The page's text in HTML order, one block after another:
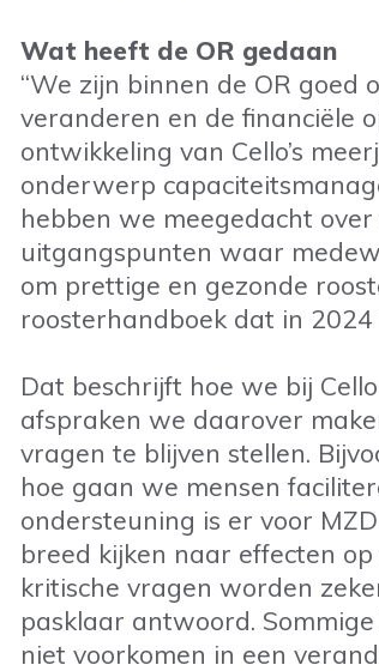
Wat heeft de OR gedaan
“We zijn binnen de OR goed
veranderen en de financiële
ontwikkeling van Cello’s
onderwerp
hebben we meegedacht
uitgangspunten waar
om prettige en gezonde
roosterhandboek dat in 2024
Dat beschrijft hoe we bij
afspraken we daarover
vragen te blijven stellen.
hoe gaan we mensen
ondersteuning is er voor
breed kijken naar effecten
kritische vragen worden
pasklaar antwoord.
niet voorkomen in een